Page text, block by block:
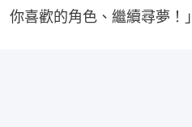
你喜歡的角色、繼續尋夢！」